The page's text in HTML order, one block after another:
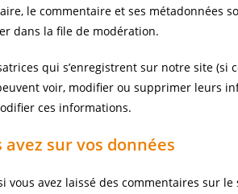
le commentaire et ses
dans la file de modération.
qui s’enregistrent sur notre site (si
voir, modifier ou supprimer leurs
ces informations.
sur vos données
vous avez laissé des commentaires sur